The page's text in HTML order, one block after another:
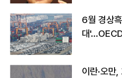
6월 경상
대
이란·오만